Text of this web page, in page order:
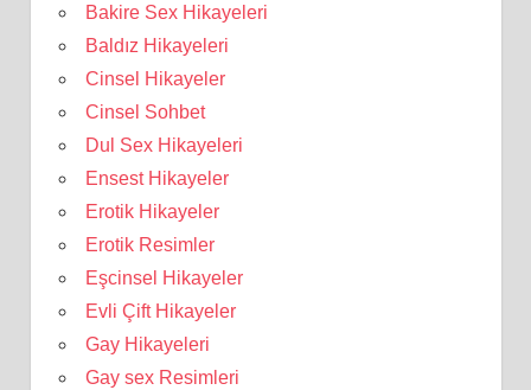
Bakire Sex Hikayeleri
Baldız Hikayeleri
Cinsel Hikayeler
Cinsel Sohbet
Dul Sex Hikayeleri
Ensest Hikayeler
Erotik Hikayeler
Erotik Resimler
Eşcinsel Hikayeler
Evli Çift Hikayeler
Gay Hikayeleri
Gay sex Resimleri